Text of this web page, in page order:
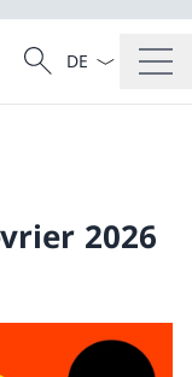
Recherche
Recherche
La langue
2026